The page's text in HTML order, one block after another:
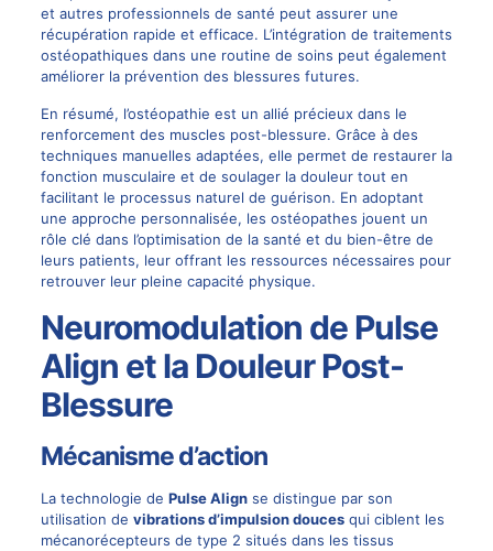
et autres professionnels de santé peut assurer une
récupération rapide et efficace. L’intégration de traitements
ostéopathiques dans une routine de soins peut également
améliorer la prévention des blessures futures.
En résumé, l’ostéopathie est un allié précieux dans le
renforcement des muscles post-blessure. Grâce à des
techniques manuelles adaptées, elle permet de restaurer la
fonction musculaire et de soulager la douleur tout en
facilitant le processus naturel de guérison. En adoptant
une approche personnalisée, les ostéopathes jouent un
rôle clé dans l’optimisation de la santé et du bien-être de
leurs patients, leur offrant les ressources nécessaires pour
retrouver leur pleine capacité physique.
Neuromodulation de Pulse
Align et la Douleur Post-
Blessure
Mécanisme d’action
La technologie de Pulse Alignse distingue par son
utilisation de vibrations d’impulsion doucesqui ciblent les
mécanorécepteurs de type 2 situés dans les tissus